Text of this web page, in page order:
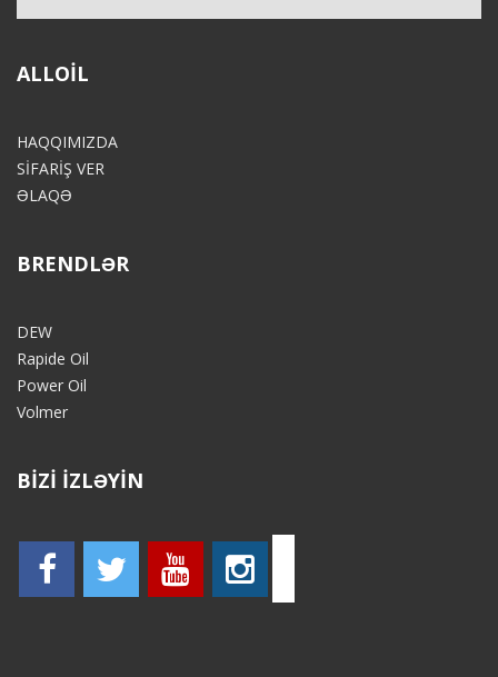
ALLOIL
HAQQIMIZDA
SİFARİŞ VER
ƏLAQƏ
BRENDLƏR
DEW
Rapide Oil
Power Oil
Volmer
BİZİ İZLƏYİN